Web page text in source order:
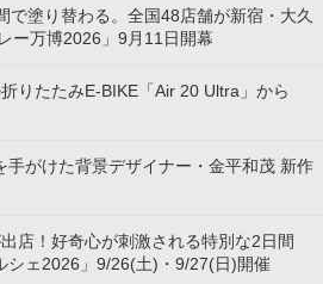
で塗り替わる。全国48店舗が新宿・大久
ー万博2026」9月11日開幕
りたたみE-BIKE「Air 20 Ultra」から
手がけた背景デザイナー・金平和茂 新作
店！好奇心が刺激される特別な2日間
シェ2026」9/26(土)・9/27(日)開催